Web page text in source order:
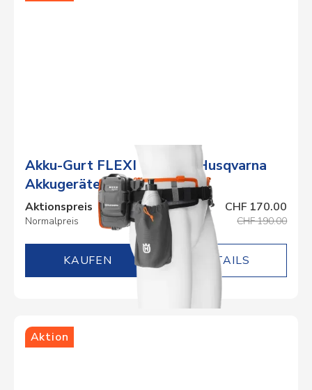
Akku-Gurt FLEXI für neue Husqvarna
Akkugeräte
Aktionspreis CHF 170.00
Normalpreis CHF 190.00
DETAILS
Aktion